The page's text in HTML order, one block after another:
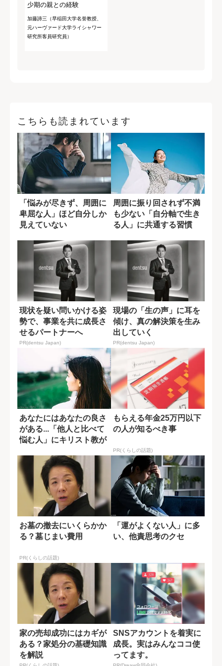
少期の親との経験
加藤諦三（早稲田大学名誉教授、
元ハーヴァード大学ライシャワー
研究所客員研究員）
こちらも読まれています
「悩みが尽きず、周囲に
卑屈な人」ほど自分しか
見えていない
周囲に振り回されず不満
も少ない「自分軸で生き
る人」に共通する習慣
現状を疑い問いかける姿
勢で、事業を共に成長さ
せるパートナーへ
PR(dentsu Japan)
現場の「生の声」に耳を
傾け、真の解決策を生み
出していく
PR(dentsu Japan)
あなたにはあなたの良さ
がある...「他人と比べて
悩む人」にキリスト教が
もらえる年金25万円以下
の人が知るべき事
PR(くらしの話題)
お墓の撤去にいくらかか
る？墓じまい費用
PR(くらしの話題)
「運がよくない人」に多
い、他責思考のクセ
家の売却成功にはカギが
ある？家処分の基礎知識
を解説
SNSアカウントを着実に
成長。実はみんなココ使
ってます。